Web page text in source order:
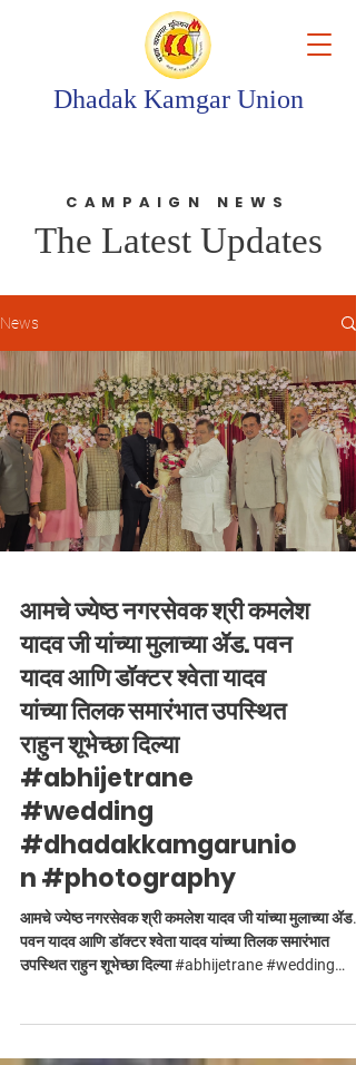
Dhadak Kamgar Union
CAMPAIGN NEWS
The Latest Updates
News
आमचे ज्येष्ठ नगरसेवक श्री कमलेश
यादव जी यांच्या मुलाच्या ॲड. पवन
यादव आणि डॉक्टर श्वेता यादव
यांच्या तिलक समारंभात उपस्थित
राहुन शूभेच्छा दिल्या
#abhijetrane
#wedding
#dhadakkamgarunio
n #photography
आमचे ज्येष्ठ नगरसेवक श्री कमलेश यादव जी यांच्या मुलाच्या ॲड.
पवन यादव आणि डॉक्टर श्वेता यादव यांच्या तिलक समारंभात
उपस्थित राहुन शूभेच्छा दिल्या #abhijetrane #wedding